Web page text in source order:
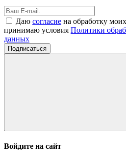
Даю согласие на обработку
принимаю условия Политики
данных
Подписаться
Войдите на сайт